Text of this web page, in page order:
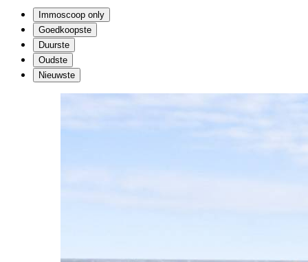
Immoscoop only
Goedkoopste
Duurste
Oudste
Nieuwste